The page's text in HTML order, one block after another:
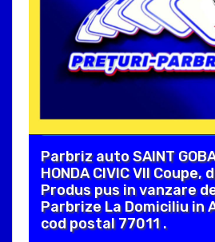
Parbriz auto SAINT
HONDA CIVIC VII Coupe,
Produs pus in vanzare
Parbrize La Domiciliu in
cod postal 77011 .